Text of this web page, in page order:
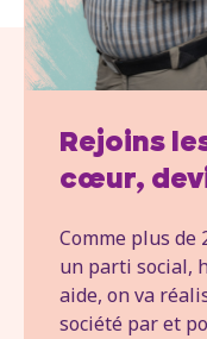
Rejoins
cœur,
Comme plus de
un parti social,
aide, on va
société par et